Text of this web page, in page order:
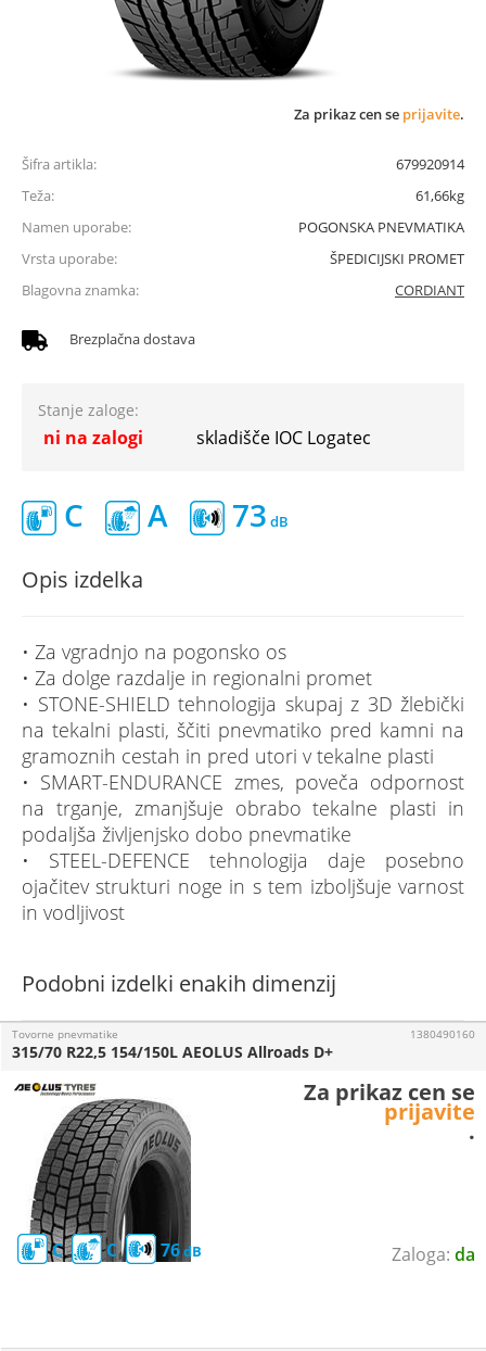
Za prikaz cen se prijavite.
Šifra artikla:
679920914
Teža:
61,66kg
Namen uporabe:
POGONSKA PNEVMATIKA
Vrsta uporabe:
ŠPEDICIJSKI PROMET
Blagovna znamka:
CORDIANT
Brezplačna dostava
Stanje zaloge:
ni na zalogi skladišče IOC Logatec
C A 73
Opis izdelka
• Za vgradnjo na pogonsko os
• Za dolge razdalje in regionalni promet
• STONE-SHIELD tehnologija skupaj z 3D žlebički
na tekalni plasti, ščiti pnevmatiko pred kamni na
gramoznih cestah in pred utori v tekalne plasti
• SMART-ENDURANCE zmes, poveča odpornost
na trganje, zmanjšuje obrabo tekalne plasti in
podaljša življenjsko dobo pnevmatike
• STEEL-DEFENCE tehnologija daje posebno
ojačitev strukturi noge in s tem izboljšuje varnost
in vodljivost
Podobni izdelki enakih dimenzij
da
Tovorne pnevmatike
C C 76
315/70 R22,5 154/150L AEOLUS Allroads D+
1380490160
Za prikaz cen se
prijavite
.